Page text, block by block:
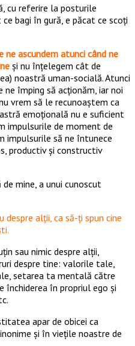
cu referire la posturile
ce bagi în gură, e păcat ce scoți
ne ascundem atunci când ne
și nu înțelegem cât de
noastră uman-socială. Atunci
împing să acționăm, iar noi
vrem să le recunoaștem ca
emoțională nu e suficient
impulsurile de moment de
impulsurile să ne întunece
productiv și constructiv
mine, a unui cunoscut
despre alții, ca să-ți spun cine
sau nimic despre alții,
despre tine: valorile tale,
setarea ta mentală către
închiderea în propriul ego și
apar de obicei ca
și în viețile noastre de